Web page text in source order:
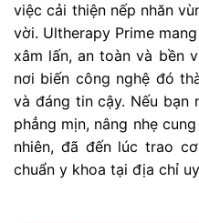
việc cải thiện nếp nhăn
vời. Ultherapy Prime
xâm lấn, an toàn và bền
nơi biến công nghệ đó
và đáng tin cậy. Nếu bạn
phẳng mịn, nâng nhẹ
nhiên, đã đến lúc trao
chuẩn y khoa tại địa chỉ